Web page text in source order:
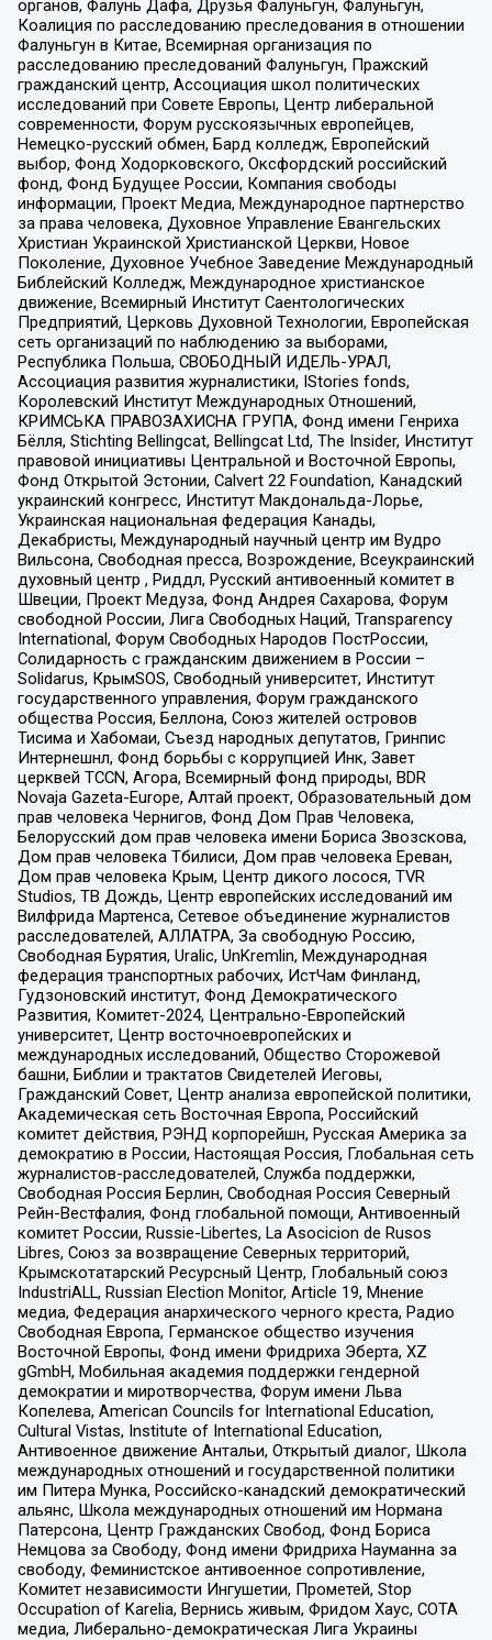
органов, Фалунь Дафа, Друзья Фалуньгун, Фалуньгун,
Коалиция по расследованию преследования в отношении
Фалуньгун в Китае, Всемирная организация по
расследованию преследований Фалуньгун, Пражский
гражданский центр, Ассоциация школ политических
исследований при Совете Европы, Центр либеральной
современности, Форум русскоязычных европейцев,
Немецко-русский обмен, Бард колледж, Европейский
выбор, Фонд Ходорковского, Оксфордский российский
фонд, Фонд Будущее России, Компания свободы
информации, Проект Медиа, Международное партнерство
за права человека, Духовное Управление Евангельских
Христиан Украинской Христианской Церкви, Новое
Поколение, Духовное Учебное Заведение Международный
Библейский Колледж, Международное христианское
движение, Всемирный Институт Саентологических
Предприятий, Церковь Духовной Технологии, Европейская
сеть организаций по наблюдению за выборами,
Республика Польша, СВОБОДНЫЙ ИДЕЛЬ-УРАЛ,
Ассоциация развития журналистики, IStories fonds,
Королевский Институт Международных Отношений,
КРИМСЬКА ПРАВОЗАХИСНА ГРУПА, Фонд имени Генриха
Бёлля, Stichting Bellingcat, Bellingcat Ltd, The Insider, Институт
правовой инициативы Центральной и Восточной Европы,
Фонд Открытой Эстонии, Calvert 22 Foundation, Канадский
украинский конгресс, Институт Макдональда-Лорье,
Украинская национальная федерация Канады,
Декабристы, Международный научный центр им Вудро
Вильсона, Свободная пресса, Возрождение, Всеукраинский
духовный центр , Риддл, Русский антивоенный комитет в
Швеции, Проект Медуза, Фонд Андрея Сахарова, Форум
свободной России, Лига Свободных Наций, Transparеncy
International, Форум Свободных Народов ПостРоссии,
Солидарность с гражданским движением в России –
Solidarus, КрымSOS, Свободный университет, Институт
государственного управления, Форум гражданского
общества Россия, Беллона, Союз жителей островов
Тисима и Хабомаи, Съезд народных депутатов, Гринпис
Интернешнл, Фонд борьбы с коррупцией Инк, Завет
церквей TCCN, Агора, Всемирный фонд природы, BDR
Novaja Gazeta-Europe, Алтай проект, Образовательный дом
прав человека Чернигов, Фонд Дом Прав Человека,
Белорусский дом прав человека имени Бориса Звозскова,
Дом прав человека Тбилиси, Дом прав человека Ереван,
Дом прав человека Крым, Центр дикого лосося, TVR
Studios, ТВ Дождь, Центр европейских исследований им
Вилфрида Мартенса, Сетевое объединение журналистов
расследователей, АЛЛАТРА, За свободную Россию,
Свободная Бурятия, Uralic, UnKremlin, Международная
федерация транспортных рабочих, ИстЧам Финланд,
Гудзоновский институт, Фонд Демократического
Развития, Комитет-2024, Центрально-Европейский
университет, Центр восточноевропейских и
международных исследований, Общество Сторожевой
башни, Библии и трактатов Свидетелей Иеговы,
Гражданский Совет, Центр анализа европейской политики,
Академическая сеть Восточная Европа, Российский
комитет действия, РЭНД корпорейшн, Русская Америка за
демократию в России, Настоящая Россия, Глобальная сеть
журналистов-расследователей, Служба поддержки,
Свободная Россия Берлин, Свободная Россия Северный
Рейн-Вестфалия, Фонд глобальной помощи, Антивоенный
комитет России, Russie-Libertes, La Asocicion de Rusos
Libres, Союз за возвращение Северных территорий,
Крымскотатарский Ресурсный Центр, Глобальный союз
IndustriALL, Russian Election Monitor, Article 19, Мнение
медиа, Федерация анархического черного креста, Радио
Свободная Европа, Германское общество изучения
Восточной Европы, Фонд имени Фридриха Эберта, XZ
gGmbH, Мобильная академия поддержки гендерной
демократии и миротворчества, Форум имени Льва
Копелева, American Councils for International Education,
Cultural Vistas, Institute of International Education,
Антивоенное движение Антальи, Открытый диалог, Школа
международных отношений и государственной политики
им Питера Мунка, Российско-канадский демократический
альянс, Школа международных отношений им Нормана
Патерсона, Центр Гражданских Свобод, Фонд Бориса
Немцова за Свободу, Фонд имени Фридриха Науманна за
свободу, Феминистское антивоенное сопротивление,
Комитет независимости Ингушетии, Прометей, Stop
Occupation of Karelia, Вернись живым, Фридом Хаус, СОТА
медиа, Либерально-демократическая Лига Украины